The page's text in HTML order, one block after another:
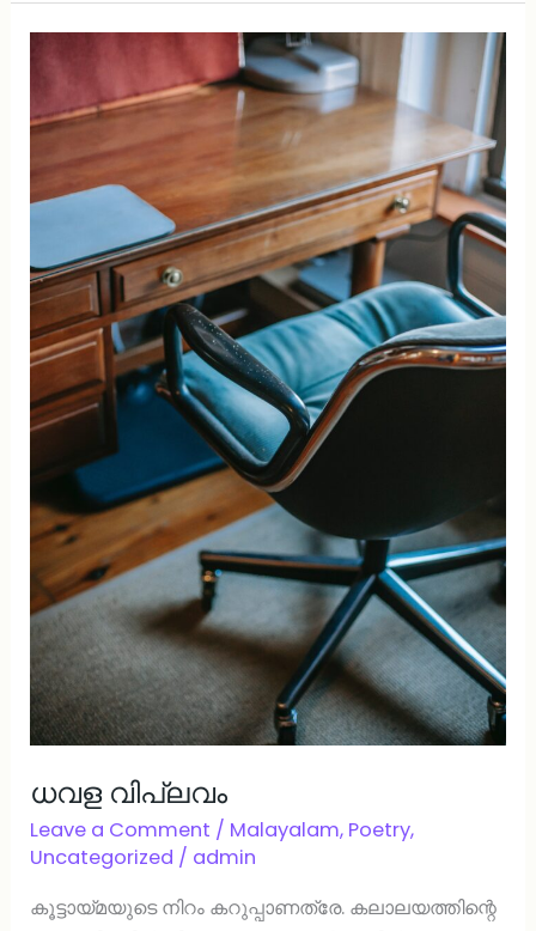
ധവള വിപ്ലവം
Leave a Comment / Malayalam, Poetry,
Uncategorized / admin
കൂട്ടായ്മയുടെ നിറം കറുപ്പാണത്രേ. കലാലയത്തിന്റെ
വിപ്ലവം